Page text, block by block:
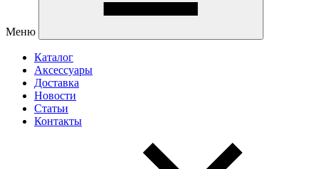
Меню
Каталог
Аксессуары
Доставка
Новости
Статьи
Контакты